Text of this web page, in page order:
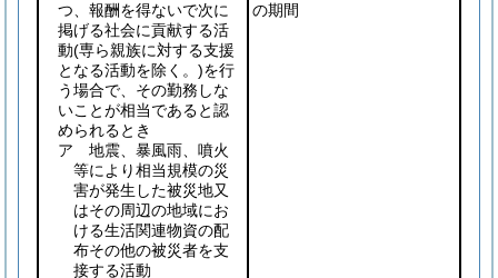
つ、報酬を得ないで次に
掲げる社会に貢献する活
動(専ら親族に対する支援
となる活動を除く。)を行
う場合で、その勤務しな
いことが相当であると認
められるとき
ア 地震、暴風雨、噴火
等により相当規模の災
害が発生した被災地又
はその周辺の地域にお
ける生活関連物資の配
布その他の被災者を支
接する活動
の期間